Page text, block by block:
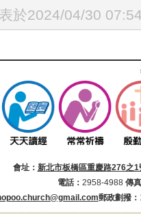
於2024/04/30
會址： 新北市板橋區重慶路276之1
電話： 2958-4988 傳
郵政劃撥：